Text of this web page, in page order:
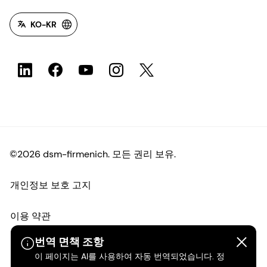
번역 면책 조항
이 페이지는 AI를 사용하여 자동 번역되었습니다. 정
KO-KR
©2026 dsm-firmenich. 모든 권리 보유.
개인정보 보호 고지
이용 약관
약관